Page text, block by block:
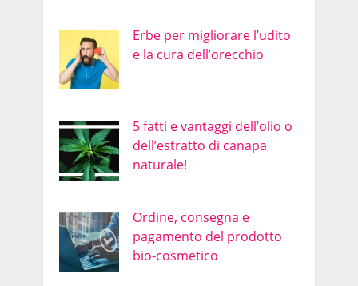
Erbe per migliorare l’udito
e la cura dell’orecchio
5 fatti e vantaggi dell’olio o
dell’estratto di canapa
naturale!
Ordine, consegna e
pagamento del prodotto
bio-cosmetico